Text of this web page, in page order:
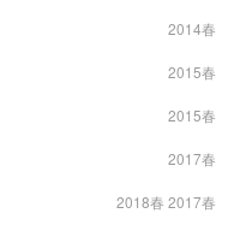
2014春
2015春
2015春
2017春
2018春 2017春